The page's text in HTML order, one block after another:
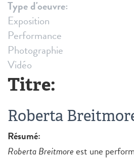
Type d'oeuvre:
Exposition
Performance
Photographie
Vidéo
Titre:
Roberta
Résumé:
Roberta Breitmoreest une